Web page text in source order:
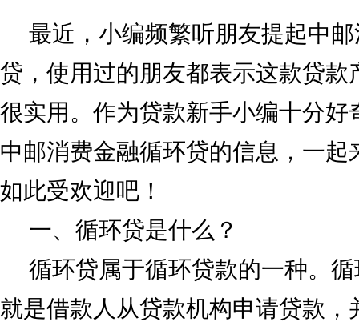
最近，小编频繁听朋友提起中
贷，使用过的朋友都表示这款贷款
很实用。作为贷款新手小编十分好
中邮消费金融循环贷的信息，一起
如此受欢迎吧！
一、循环贷是什么？
循环贷属于循环贷款的一种。
就是借款人从贷款机构申请贷款，